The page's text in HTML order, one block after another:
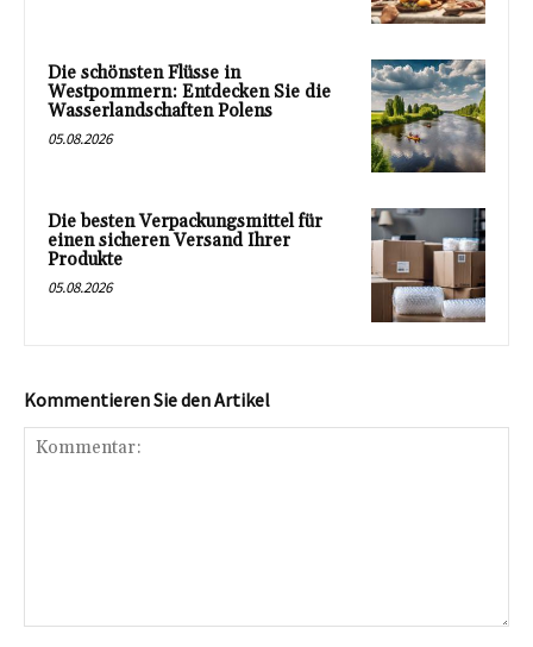
Die schönsten Flüsse in
Westpommern: Entdecken Sie die
Wasserlandschaften Polens
05.08.2026
Die besten Verpackungsmittel für
einen sicheren Versand Ihrer
Produkte
05.08.2026
Kommentieren Sie den Artikel